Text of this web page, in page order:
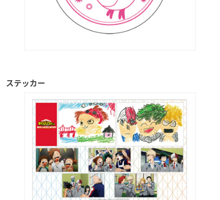
ステッカー